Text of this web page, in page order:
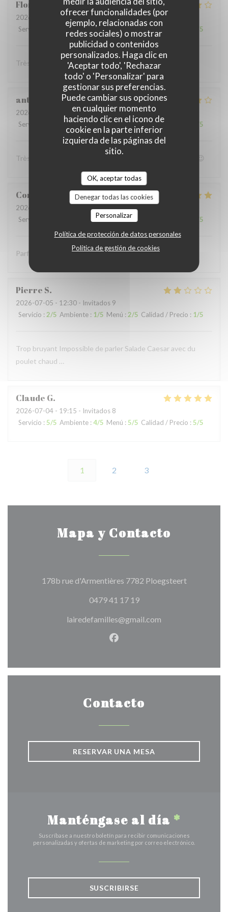
ofrecer funcionalidades (por
ejemplo, relacionadas con
redes sociales) o mostrar
publicidad o contenidos
personalizados. Haga clic en
'Aceptar todo', 'Rechazar
todo' o 'Personalizar' para
gestionar sus preferencias.
Puede cambiar sus opciones
en cualquier momento
haciendo clic en el icono de
cookie en la parte inferior
izquierda de las páginas del
sitio.
OK, aceptar todas
Denegar todas las cookies
Personalizar
Política de protección de datos personales
Política de gestión de cookies
Florent
2026-07-11
- 20:00 - Invitados 3
Servicio
Ambiente 4 /5 Menú Calidad / Precio /5
Très convivial , ont mange très bien :)
anthony
2026-07-05
- 19:00 - Invitados 4
Servicio
Ambiente: 4/5 Menú :5 /5 Calidad / Precio /5
Très bon accueil et patron super sympa Personnel au top😉
Coralie
2026-07-05
- 12:15 - Invitados 4
Servicio
: 5 /5 Menú:5 /5 /5
Parfait comme toujours !
Pierre S
2026-07-05 - 12:30 - Invitados 9
Servicio : 2/5 Ambiente : 1/5 Menú : 2/5 Calidad / Precio : 1/5
Trop bruyant Impossible de parler Salade Caesar avec du
poulet chaud …
Claude G
2026-07-04 - 19:15 - Invitados 8
Servicio : 5/5 Ambiente : 4/5 Menú : 5/5 Calidad / Precio : 5/5
1 2 3
Mapa y Contacto
178b rue d'Armentières 7782 Ploegsteert((abre en
0479 41 17 19
lairedefamilles@gmail.com
Facebook ((abre en una
Contacto
RESERVAR UNA MESA
Manténgase al día *
Suscríbase a nuestro boletín para recibir comunicaciones
personalizadas y ofertas de marketing por correo electrónico.
SUSCRIBIRSE